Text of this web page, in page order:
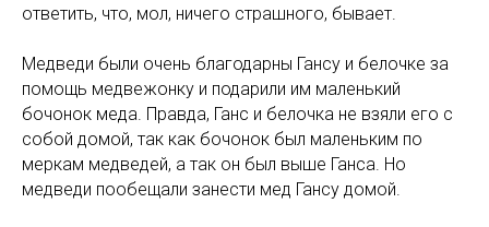
ответить, что, мол, ничего страшного, бывает.
Медведи были очень благодарны Гансу и белочке за
помощь медвежонку и подарили им маленький
бочонок меда. Правда, Ганс и белочка не взяли его с
собой домой, так как бочонок был маленьким по
меркам медведей, а так он был выше Ганса. Но
медведи пообещали занести мед Гансу домой.